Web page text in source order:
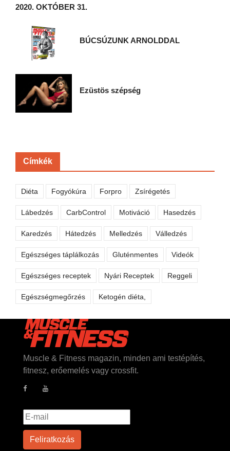
2020. OKTÓBER 31.
BÚCSÚZUNK ARNOLDDAL
Ezüstös szépség
Címkék
Diéta Fogyókúra Forpro Zsírégetés
Lábedzés CarbControl Motiváció Hasedzés
Karedzés Hátedzés Melledzés Válledzés
Egészséges táplálkozás Gluténmentes Videók
Egészséges receptek Nyári Receptek Reggeli
Egészségmegőrzés Ketogén diéta,
Muscle & Fitness magazin, minden ami testépítés,
fitnesz, erőemelés vagy crossfit.